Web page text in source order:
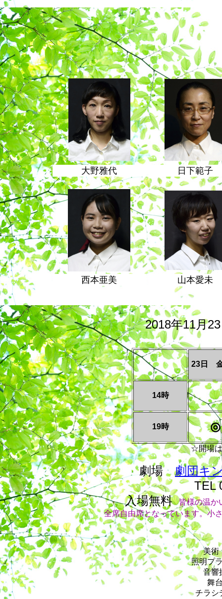
大野雅代 日下範子
西本亜美 山本愛未
2018年11月
23日
14時
19時 ◎
☆開場
劇場劇団キ
TEL
入場無料
皆様の温か
全席自由席となっています。小
美術
照明プ
音響
舞
チラシ